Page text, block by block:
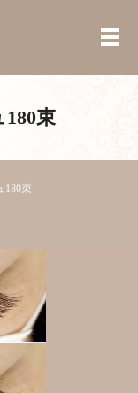
束
180束